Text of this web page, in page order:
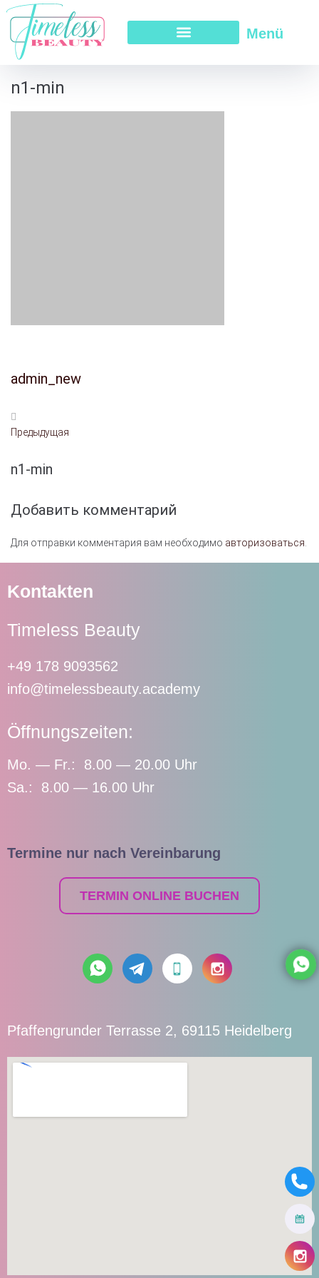
Menü
n1-min
admin_new
Предыдущая
n1-min
Добавить комментарий
Для отправки комментария вам необходимо авторизоваться
Kontakten
Timeless Beauty
+49 178 9093562
info@timelessbeauty.academy
Öffnungszeiten:
Mo. — Fr.: 8.00 — 20.00 Uhr
Sa.: 8.00 — 16.00 Uhr
Termine nur nach Vereinbarung
TERMIN ONLINE BUCHEN
Pfaffengrunder Terrasse 2, 69115 Heidelberg